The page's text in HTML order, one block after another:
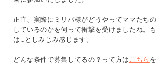
正直、実際にミリバ様がどうやってママたち
しているのかを伺って衝撃を受けましたね。
は…としみじみ感じます。
どんな条件で募集してるの？って方は こちら